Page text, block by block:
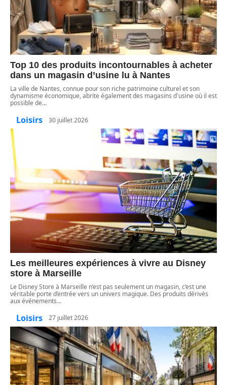
Top 10 des produits incontournables à acheter
dans un magasin d’usine lu à Nantes
La ville de Nantes, connue pour son riche patrimoine culturel et son
dynamisme économique, abrite également des magasins d'usine où il est
possible de…
Loisirs 30 juillet 2026
Les meilleures expériences à vivre au Disney
store à Marseille
Le Disney Store à Marseille n’est pas seulement un magasin, c’est une
véritable porte d’entrée vers un univers magique. Des produits dérivés
aux événements…
Loisirs 27 juillet 2026